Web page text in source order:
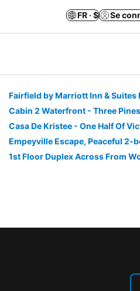
FR · $ Se
Fairfield by Marriott Inn & Suites